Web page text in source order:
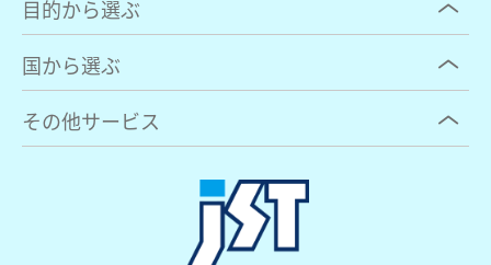
目的から選ぶ
国から選ぶ
その他サービス